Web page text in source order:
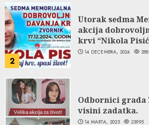
2
Utorak sedma
akcija
krvi “Nikola
14 DECEMBRA, 2024
Odbornici grada
visini zadatka.
14 MARTA, 2025 23995